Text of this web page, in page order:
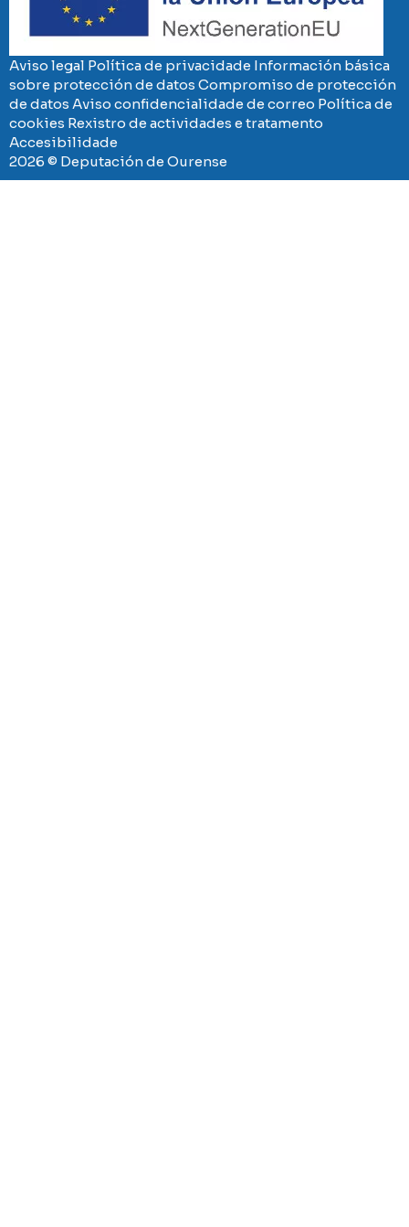
Aviso legal Política de privacidade Información básica
sobre protección de datos Compromiso de protección
de datos Aviso confidencialidade de correo Política de
cookies Rexistro de actividades e tratamento
Accesibilidade
2026 © Deputación de Ourense